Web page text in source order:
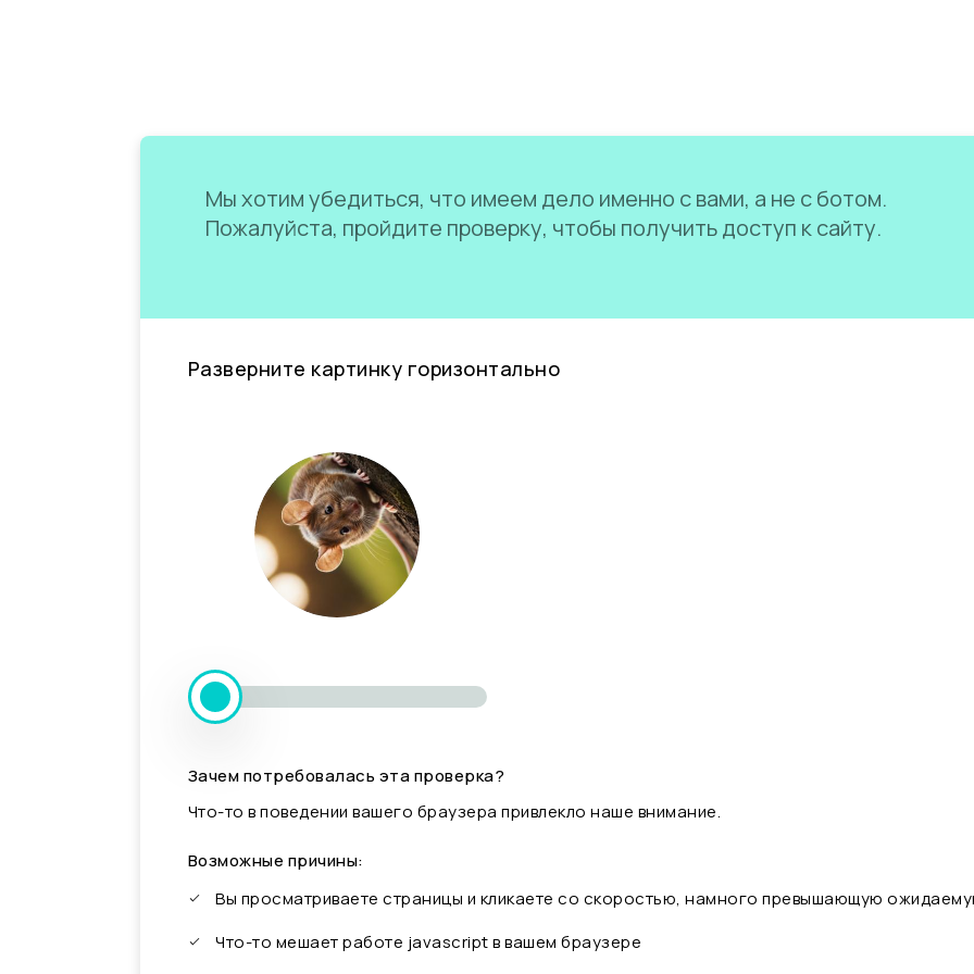
Мы хотим убедиться, что имеем дело именно с вами, а не с ботом.
Пожалуйста, пройдите проверку, чтобы получить доступ к сайту.
Разверните картинку горизонтально
Зачем потребовалась эта проверка?
Что-то в поведении вашего браузера привлекло наше внимание.
Возможные причины:
Вы просматриваете страницы и кликаете со скоростью, намного превышающую
Что-то мешает работе javascript в вашем браузере